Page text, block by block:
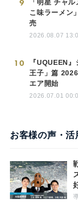
9
「明星 チャ
こ味ラーメン
売
2026.08.07
10
『UQUEEN
王子」篇
エア開始
2026.07.01
お客様の声・活